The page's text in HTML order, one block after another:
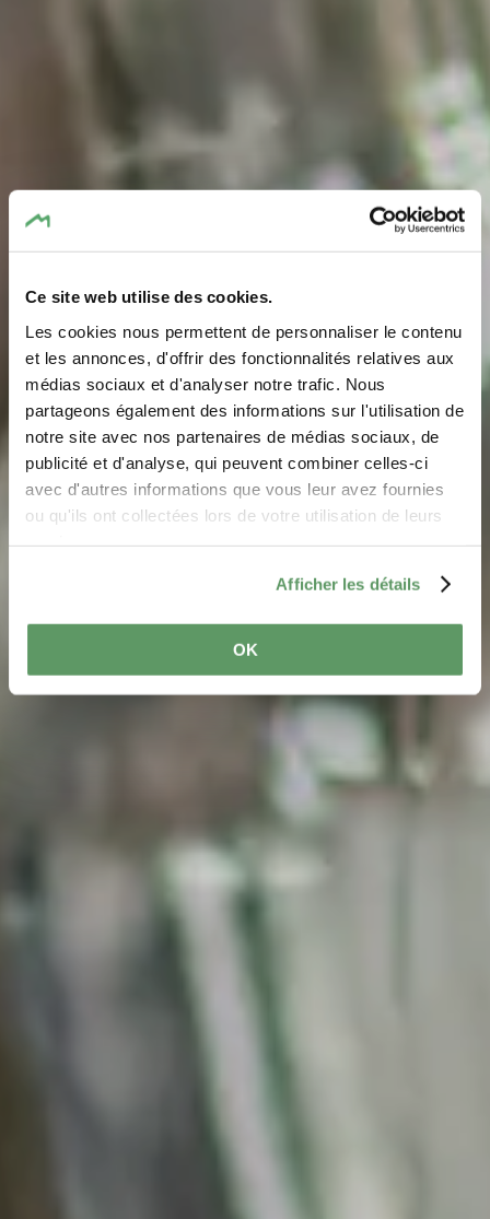
Ce site web utilise des cookies.
Les cookies nous permettent de personnaliser le contenu
et les annonces, d'offrir des fonctionnalités relatives aux
médias sociaux et d'analyser notre trafic. Nous
partageons également des informations sur l'utilisation de
notre site avec nos partenaires de médias sociaux, de
publicité et d'analyse, qui peuvent combiner celles-ci
avec d'autres informations que vous leur avez fournies
ou qu'ils ont collectées lors de votre utilisation de leurs
Afficher les détails
OK
Difrulux Distillerie
Où? 33, Rue Hicht, 6238 Breidweiler